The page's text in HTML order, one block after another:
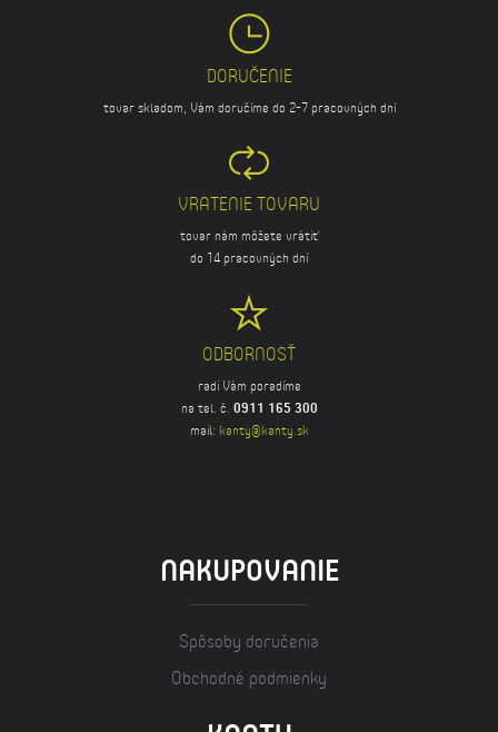
DORUČENIE
tovar skladom, Vám doručíme do 2-7 pracovných dní
VRATENIE TOVARU
tovar nám môžete vrátiť
do 14 pracovných dní
ODBORNOSŤ
radi Vám poradíme
na tel. č. 0911 165 300
mail: kanty@kanty.sk
NAKUPOVANIE
Spôsoby doručenia
Obchodné podmienky